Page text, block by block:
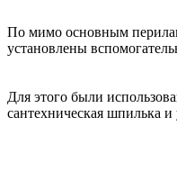
По мимо основным
установлены
Для этого были
сантехническая шпилька и